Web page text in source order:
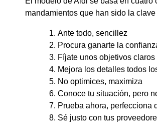
mandamientos que han sido la
Ante todo, sencillez
Procura ganarte la
Fíjate unos objetivos
Mejora los detalles todos
No optimices, maximiza
Conoce tu situación, pero
Prueba ahora, perfecciona
Sé justo con tus